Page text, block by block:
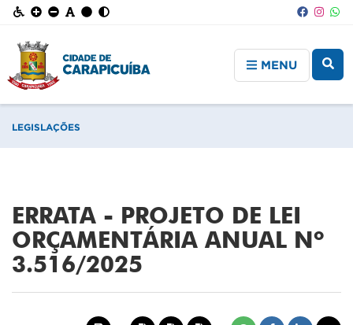
MENU
LEGISLAÇÕES
ERRATA - PROJETO DE LEI
ORÇAMENTÁRIA ANUAL Nº
3.516/2025